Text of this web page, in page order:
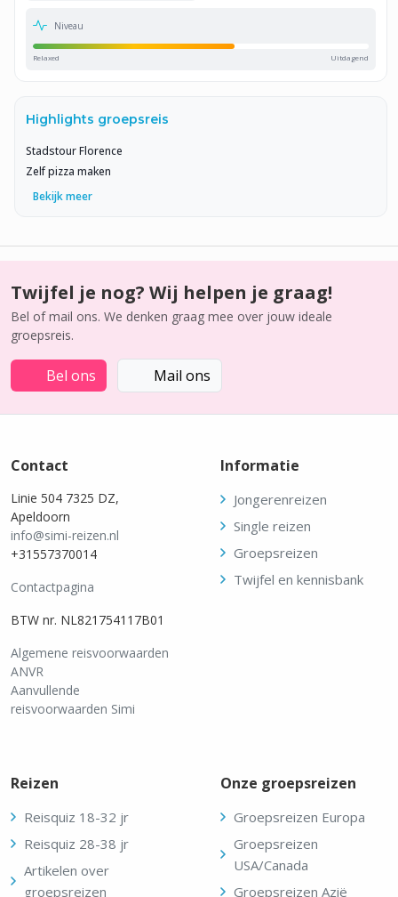
Niveau
Relaxed Uitdagend
Highlights groepsreis
Stadstour Florence
Zelf pizza maken
Bekijk meer
Twijfel je nog? Wij helpen je graag!
Bel of mail ons. We denken graag mee over jouw ideale
groepsreis.
Bel ons Mail ons
Contact
Linie 504 7325 DZ,
Apeldoorn
info@simi-reizen.nl
+31557370014
Contactpagina
BTW nr. NL821754117B01
Algemene reisvoorwaarden
ANVR
Aanvullende
reisvoorwaarden Simi
Informatie
Jongerenreizen
Single reizen
Groepsreizen
Twijfel en kennisbank
Reizen
Reisquiz 18-32 jr
Reisquiz 28-38 jr
Artikelen over
groepsreizen
Onze groepsreizen
Groepsreizen Europa
Groepsreizen
USA/Canada
Groepsreizen Azië